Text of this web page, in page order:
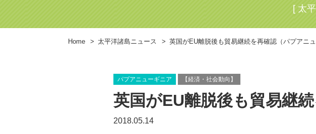
[ 太
Home > 太平洋諸島ニュース > 英国がEU離脱後も貿易継続を再確認（パプアニュ
パプアニューギニア 【経済・社会動向】
英国がEU離脱後も貿易継
2018.05.14